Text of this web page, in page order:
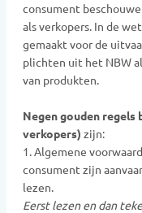
consument
als verkopers. In de
gemaakt voor de
plichten uit het NBW
van produkten.
Negen gouden
verkopers) zijn:
1. Algemene
consument zijn
lezen.
Eerst lezen en dan